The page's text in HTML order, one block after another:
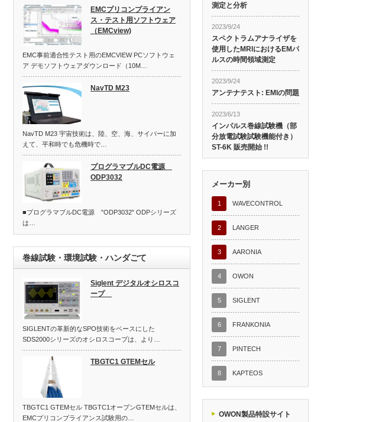
EMCプリコンプライアン
ス・テスト用ソフトウェア
（EMCview)
EMC事前適合性テスト用のEMCVIEW PCソフトウェ
ア デモソフトウェアダウンロード（10M…
NavTD M23
NavTD M23 宇宙技術は、陸、空、海、サイバーに加
えて、平和時でも危機時で…
プログラマブルDC電源
ODP3032
■プログラマブルDC電源 "ODP3032" ODPシリーズ
は…
巻線試験・環境試験・ハンダごて
Siglent デジタルオシロスコ
ープ
SIGLENTの革新的なSPO技術をベースにした
SDS2000シリーズのオシロスコープは、より…
TBGTC1 GTEMセル
TBGTC1 GTEMセル TBGTC1オープンGTEMセルは、
EMCプリコンプライアンス試験用の…
測定と分析
2023/9/24
スペクトラムアナライザを
使用したMRIにおけるEMパ
ルスの時間領域測定
2023/9/24
アンテナテスト: EMIの問題
2023/6/13
インパルス巻線試験機（部
分放電試験試験機能付き）
ST-6K 販売開始 !!
メーカー別
1 WAVECONTROL
2 LANGER
3 AARONIA
4 OWON
5 SIGLENT
6 FRANKONIA
7 PINTECH
8 KAPTEOS
OWON製品特設サイト